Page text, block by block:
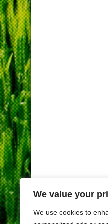
We value your
We use cookies to